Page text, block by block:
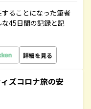
ることになった筆者
45日間の記録と記
詳細を見る
ズコロナ旅の安